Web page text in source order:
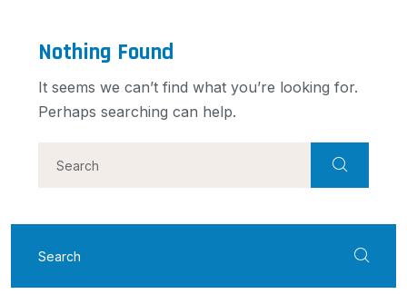
Nothing Found
It seems we can’t find what you’re looking for.
Perhaps searching can help.